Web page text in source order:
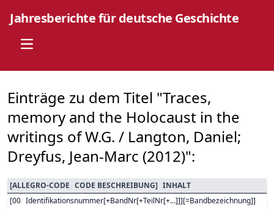
Jahresberichte für deutsche Geschichte
Open main menu
Einträge zu dem Titel "Traces,
memory and the Holocaust in the
writings of W.G. / Langton, Daniel;
Dreyfus, Jean-Marc (2012)":
[ALLEGRO-CODE CODE BESCHREIBUNG] INHALT
[00 Identifikationsnummer[+BandNr[+TeilNr[+...]]][=Bandbezeichnung]]